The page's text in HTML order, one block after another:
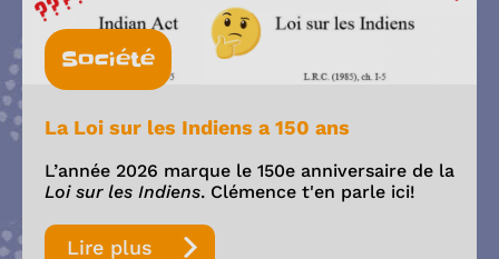
Société
La Loi sur les Indiens a 150 ans
L’année 2026 marque le 150e anniversaire de la
Loi sur les Indiens. Clémence t'en parle ici!
Lire plus